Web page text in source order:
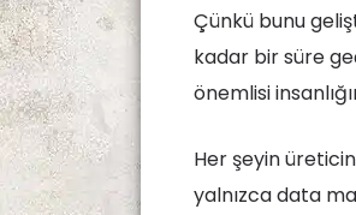
Çünkü bunu
kadar bir süre
önemlisi
Her şeyin
yalnızca data